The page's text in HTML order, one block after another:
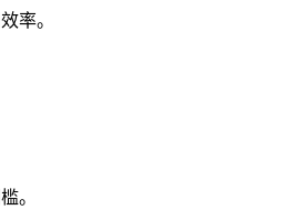
率。
。